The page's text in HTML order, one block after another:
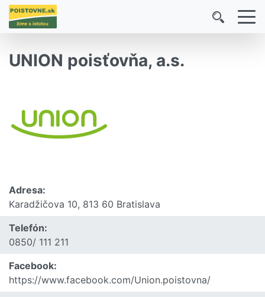
UNION poisťovňa, a.s.
Adresa:
Karadžičova 10, 813 60 Bratislava
Telefón:
0850/ 111 211
Facebook:
https://www.facebook.com/Union.poistovna/